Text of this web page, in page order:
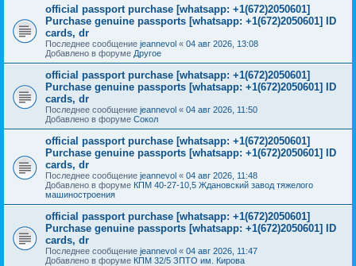
official passport purchase [whatsapp: +1(672)2050601]
Purchase genuine passports [whatsapp: +1(672)2050601] ID
cards, dr
Последнее сообщение jeannevol « 04 авг 2026, 13:08
Добавлено в форуме Другое
official passport purchase [whatsapp: +1(672)2050601]
Purchase genuine passports [whatsapp: +1(672)2050601] ID
cards, dr
Последнее сообщение jeannevol « 04 авг 2026, 11:50
Добавлено в форуме Сокол
official passport purchase [whatsapp: +1(672)2050601]
Purchase genuine passports [whatsapp: +1(672)2050601] ID
cards, dr
Последнее сообщение jeannevol « 04 авг 2026, 11:48
Добавлено в форуме КПМ 40-27-10,5 Ждановский завод тяжелого
машиностроения
official passport purchase [whatsapp: +1(672)2050601]
Purchase genuine passports [whatsapp: +1(672)2050601] ID
cards, dr
Последнее сообщение jeannevol « 04 авг 2026, 11:47
Добавлено в форуме КПМ 32/5 ЗПТО им. Кирова